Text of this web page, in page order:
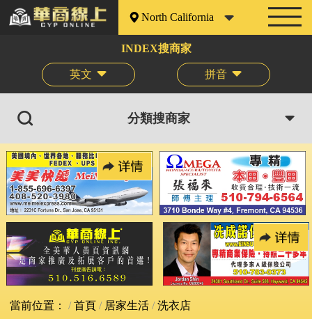
North California
INDEX搜商家
英文 拼音
分類搜商家
當前位置： 首頁 居家生活 洗衣店